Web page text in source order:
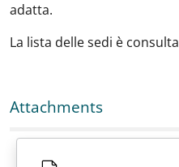
adatta.
La lista delle sedi è
Attachments